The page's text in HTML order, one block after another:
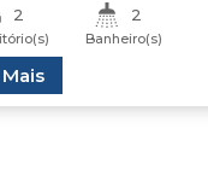
2 2
Banheiro(s)
1